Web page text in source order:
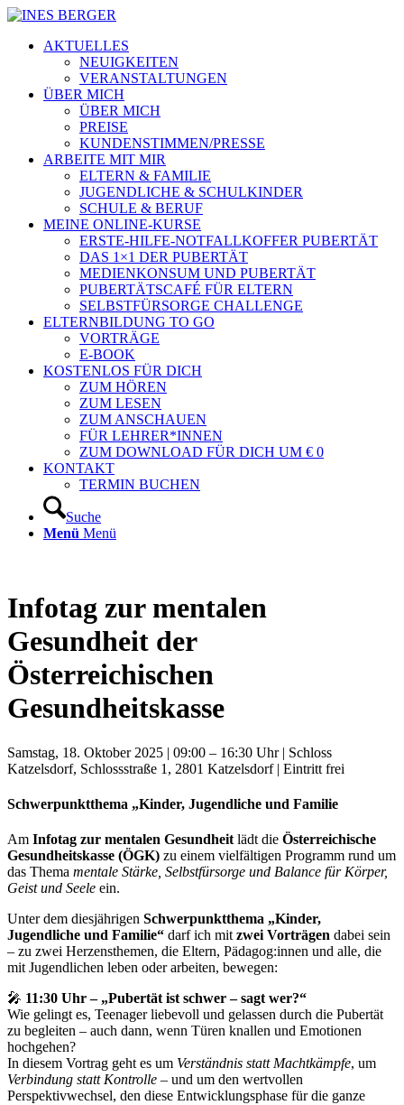
AKTUELLES
NEUIGKEITEN
VERANSTALTUNGEN
ÜBER MICH
ÜBER MICH
PREISE
KUNDENSTIMMEN/PRESSE
ARBEITE MIT MIR
ELTERN & FAMILIE
JUGENDLICHE & SCHULKINDER
SCHULE & BERUF
MEINE ONLINE-KURSE
ERSTE-HILFE-NOTFALLKOFFER PUBERTÄT
DAS 1×1 DER PUBERTÄT
MEDIENKONSUM UND PUBERTÄT
PUBERTÄTSCAFÉ FÜR ELTERN
SELBSTFÜRSORGE CHALLENGE
ELTERNBILDUNG TO GO
VORTRÄGE
E-BOOK
KOSTENLOS FÜR DICH
ZUM HÖREN
ZUM LESEN
ZUM ANSCHAUEN
FÜR LEHRER*INNEN
ZUM DOWNLOAD FÜR DICH UM € 0
KONTAKT
TERMIN BUCHEN
Suche
Menü Menü
Infotag zur mentalen
Gesundheit der
Österreichischen
Gesundheitskasse
Samstag, 18. Oktober 2025 | 09:00 – 16:30 Uhr | Schloss
Katzelsdorf, Schlossstraße 1, 2801 Katzelsdorf | Eintritt frei
Schwerpunktthema „Kinder, Jugendliche und Familie
Am Infotag zur mentalen Gesundheitlädt die Österreichische
Gesundheitskasse (ÖGK) zu einem vielfältigen Programm rund um
das Thema mentale Stärke, Selbstfürsorge und Balance für Körper,
Geist und Seele ein.
Unter dem diesjährigen Schwerpunktthema „Kinder,
Jugendliche und Familie“ darf ich mitzwei Vorträgen dabei sein
– zu zwei Herzensthemen, die Eltern, Pädagog:innen und alle, die
mit Jugendlichen leben oder arbeiten, bewegen:
🎤 11:30 Uhr – „Pubertät ist schwer – sagt wer?“
Wie gelingt es, Teenager liebevoll und gelassen durch die Pubertät
zu begleiten – auch dann, wenn Türen knallen und Emotionen
hochgehen?
In diesem Vortrag geht es um Verständnis statt Machtkämpfe, um
Verbindung statt Kontrolle – und um den wertvollen
Perspektivwechsel, den diese Entwicklungsphase für die ganze